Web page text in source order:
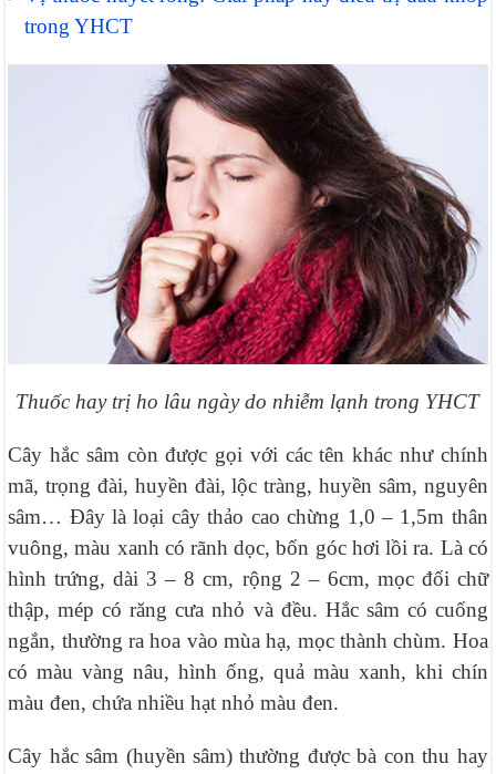
trong YHCT
Thuốc hay trị ho lâu ngày do nhiễm lạnh trong YHCT
Cây hắc sâm còn được gọi với các tên khác như chính
mã, trọng đài, huyền đài, lộc tràng, huyền sâm, nguyên
sâm… Đây là loại cây thảo cao chừng 1,0 – 1,5m thân
vuông, màu xanh có rãnh dọc, bốn góc hơi lồi ra. Là có
hình trứng, dài 3 – 8 cm, rộng 2 – 6cm, mọc đối chữ
thập, mép có răng cưa nhỏ và đều. Hắc sâm có cuống
ngắn, thường ra hoa vào mùa hạ, mọc thành chùm. Hoa
có màu vàng nâu, hình ống, quả màu xanh, khi chín
màu đen, chứa nhiều hạt nhỏ màu đen.
Cây hắc sâm (huyền sâm) thường được bà con thu hay